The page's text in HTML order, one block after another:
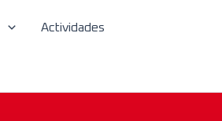
Actividades